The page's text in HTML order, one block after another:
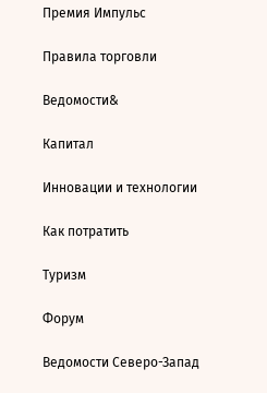
Премия Импульс
Правила торговли
Ведомости&
Капитал
Инновации и технологии
Как потратить
Туризм
Форум
Ведомости Северо-Запад